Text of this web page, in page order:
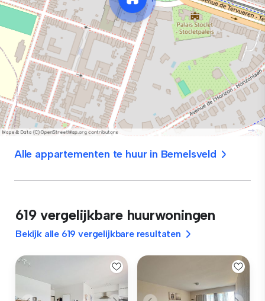
Alle appartementen te huur in Bemelsveld
619 vergelijkbare huurwoningen
Bekijk alle 619 vergelijkbare resultaten